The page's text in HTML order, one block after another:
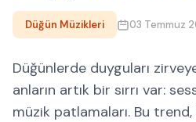
Düğün Müzikleri 03 Temmuz
Düğünlerde duyguları
anların artık bir sırrı var:
müzik patlamaları. Bu